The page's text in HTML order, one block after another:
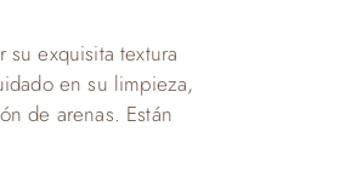
su exquisita textura
en su limpieza,
de arenas. Están